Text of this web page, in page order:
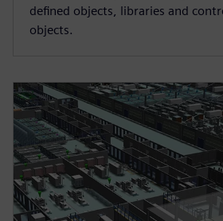
defined objects, libraries and
objects.